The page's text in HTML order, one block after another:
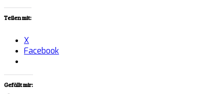
Teilen mit:
X
Facebook
Gefällt mir: